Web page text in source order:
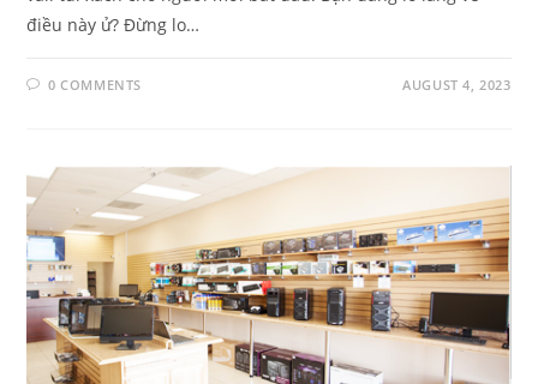
điều này ử? Đừng lo…
0 COMMENTS AUGUST 4, 2023